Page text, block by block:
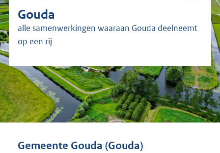
Gouda
alle samenwerkingen waaraan Gouda deelneemt
op een rij
Gemeente Gouda (Gouda)